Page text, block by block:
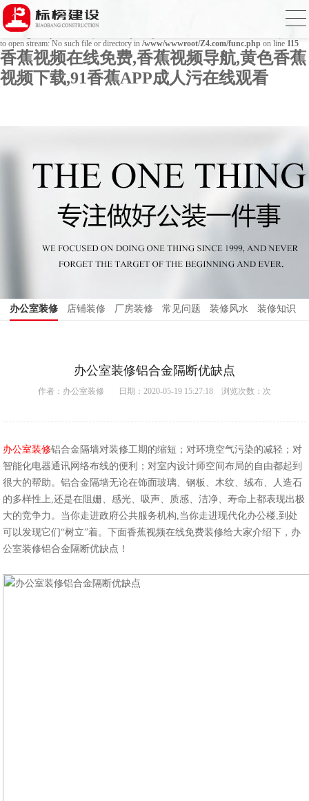
Warning : mkdir(): No space left on device in
Warning
to open stream: No such file or directory in /www/wwwroot/Z4.com/func.php on line 115
香蕉视频在线免费,香蕉视频导航,黄色香蕉
视频下载,91香蕉APP成人污在线观看
办公室装修 店铺装修 厂房装修 常见问题 装修风水 装修知识
办公室装修铝合金隔断优缺点
作者： 办公室装修 日期：2020-05-19 15:27:18 浏览次数： 次
办公室装修铝合金隔墙对装修工期的缩短；对环境空气污染的减轻；对
智能化电器通讯网络布线的便利；对室内设计师空间布局的自由都起到
很大的帮助。铝合金隔墙无论在饰面玻璃、钢板、木纹、绒布、人造石
的多样性上,还是在阻姗、感光、吸声、质感、洁净、寿命上都表现出极
大的竞争力。当你走进政府公共服务机构,当你走进现代化办公楼,到处
可以发现它们“树立”着。下面香蕉视频在线免费装修给大家介绍下， 办
公室装修铝合金隔断优缺点！